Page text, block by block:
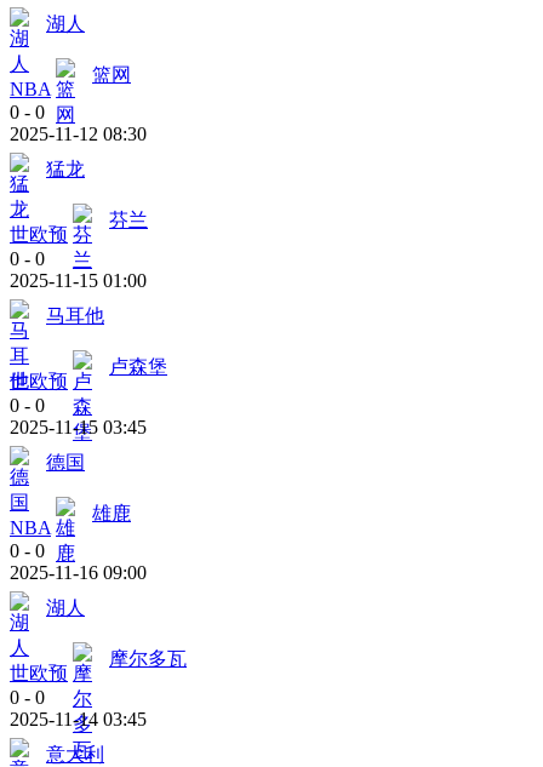
湖人
NBA
篮网
0 - 0
2025-11-12 08:30
猛龙
世欧预
芬兰
0 - 0
2025-11-15 01:00
马耳他
世欧预
卢森堡
0 - 0
2025-11-15 03:45
德国
NBA
雄鹿
0 - 0
2025-11-16 09:00
湖人
世欧预
摩尔多瓦
0 - 0
2025-11-14 03:45
意大利